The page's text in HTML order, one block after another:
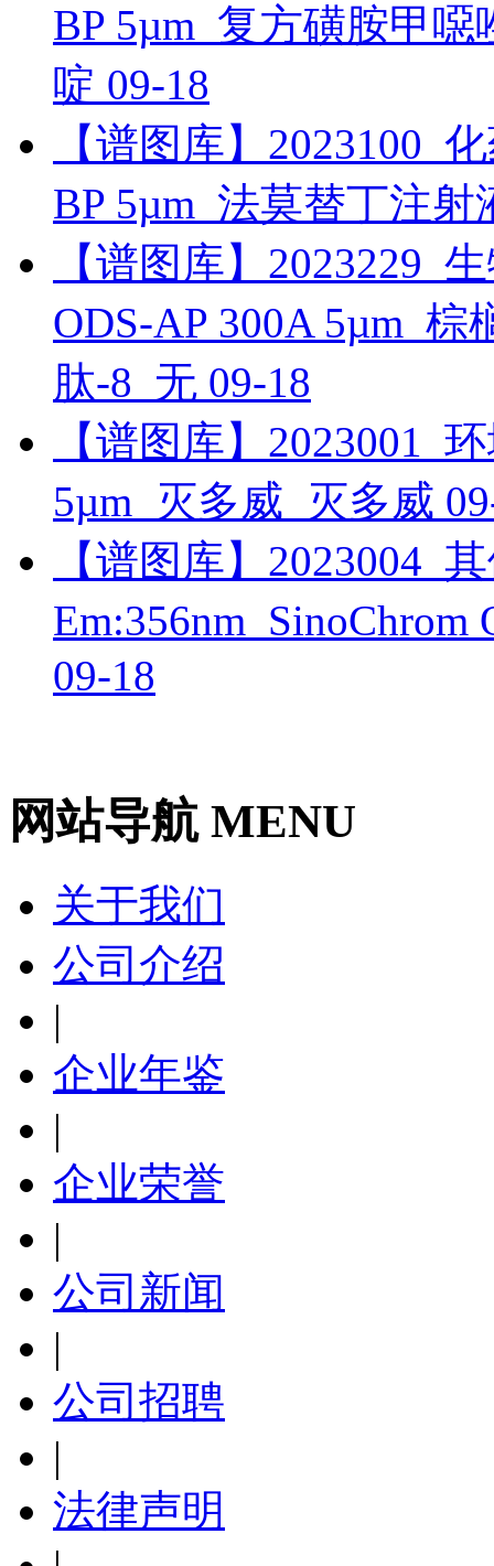
BP 5µm_复方磺胺甲
啶 09-18
【谱图库】2023100_
BP 5µm_法莫替丁注
【谱图库】2023229_
ODS-AP 300A 5µm_
肽-8_无 09-18
【谱图库】2023001_
5µm_灭多威_灭多威
【谱图库】2023004_
09-18
网站导航 MENU
关于我们
公司介绍
|
企业年鉴
|
企业荣誉
|
公司新闻
|
公司招聘
|
法律声明